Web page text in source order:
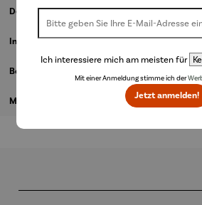
Details
Informationen zum Hersteller
Bewertungen
Magazinbeitrag
Ich interessiere mich am meisten für
Mit einer Anmeldung stimme ich der
Jetzt anmelden!